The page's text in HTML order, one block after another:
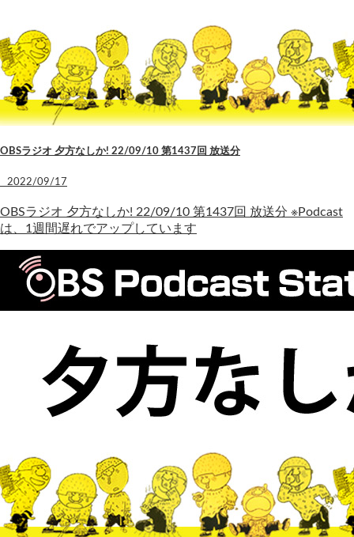
OBSラジオ 夕方なしか! 22/09/10 第1437回 放送分
2022/09/17
OBSラジオ 夕方なしか! 22/09/10 第1437回 放送分 ※Podcast
は、1週間遅れでアップしています